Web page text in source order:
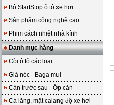
Bộ StartStop ô tô xe hơi
Sản phẩm công nghệ cao
Phim cách nhiệt nhà kính
Danh mục hàng
Còi ô tô các loại
Giá nóc - Baga mui
Cản trước sau - Ốp cản
Ca lăng, mặt calang độ xe hơi